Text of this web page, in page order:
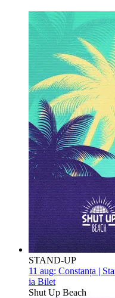
STAND-UP
11 aug: Constanța |
ia Bilet
Shut Up Beach